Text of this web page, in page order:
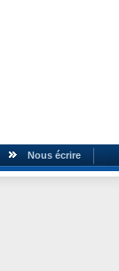
Nous écrire